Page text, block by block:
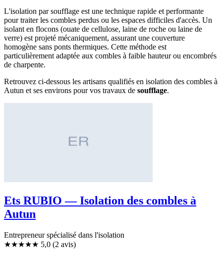
L'isolation par soufflage est une technique rapide et performante
pour traiter les combles perdus ou les espaces difficiles d'accès. Un
isolant en flocons (ouate de cellulose, laine de roche ou laine de
verre) est projeté mécaniquement, assurant une couverture
homogène sans ponts thermiques. Cette méthode est
particulièrement adaptée aux combles à faible hauteur ou encombrés
de charpente.
Retrouvez ci-dessous les artisans qualifiés en isolation des combles à
Autun et ses environs pour vos travaux de soufflage.
Ets RUBIO — Isolation des combles à
Autun
Entrepreneur spécialisé dans l'isolation
★★★★★ 5,0 (2 avis)